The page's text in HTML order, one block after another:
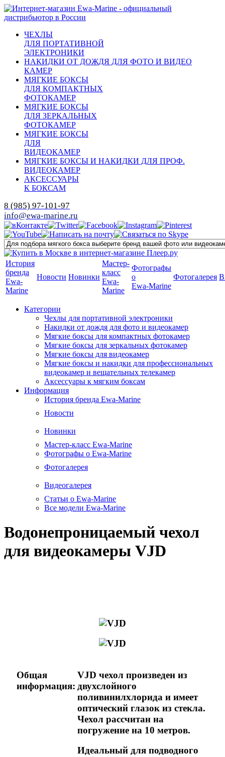
ЧЕХЛЫ
ДЛЯ ПОРТАТИВНОЙ
ЭЛЕКТРОНИКИ
НАКИДКИ ОТ ДОЖДЯ ДЛЯ ФОТО И ВИДЕО
КАМЕР
МЯГКИЕ БОКСЫ
ДЛЯ КОМПАКТНЫХ
ФОТОКАМЕР
МЯГКИЕ БОКСЫ
ДЛЯ ЗЕРКАЛЬНЫХ
ФОТОКАМЕР
МЯГКИЕ БОКСЫ
ДЛЯ
ВИДЕОКАМЕР
МЯГКИЕ БОКСЫ И НАКИДКИ ДЛЯ ПРОФ.
ВИДЕОКАМЕР
АКСЕССУАРЫ
К БОКСАМ
8 (985) 97-101-97
info@ewa-marine.ru
История
бренда
Ewa-
Marine
Новости Новинки
Мастер-
класс
Ewa-
Marine
Фотографы
о
Ewa-Marine
Фотогалерея
Категории
Чехлы для портативной электроники
Накидки от дождя для фото и видеокамер
Мягкие боксы для компактных фотокамер
Мягкие боксы для зеркальных фотокамер
Мягкие боксы для видеокамер
Мягкие боксы и накидки для профессиональных
видеокамер и вещательных телекамер
Аксессуары к мягким боксам
Информация
История бренда Ewa-Marine
Новости
Новинки
Мастер-класс Ewa-Marine
Фотографы о Ewa-Marine
Фотогалерея
Видеогалерея
Статьи о Ewa-Marine
Все модели Ewa-Marine
Водонепроницаемый чехол
для видеокамеры VJD
Общая
информация:
VJD чехол произведен из
двухслойного
поливинилхлорида и имеет
оптический глазок из стекла.
Чехол рассчитан на
погружение на 10 метров.
Идеальный для подводного